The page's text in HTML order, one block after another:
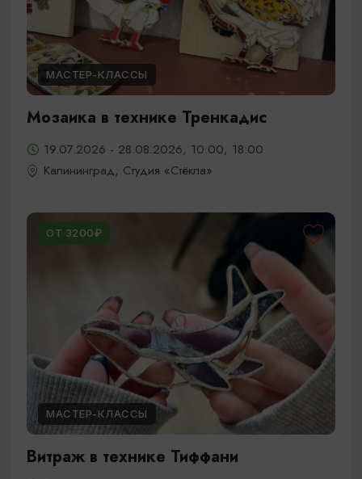
МАСТЕР-КЛАССЫ
Мозаика в технике Тренкадис
19.07.2026 - 28.08.2026, 10:00, 18:00
Калининград, Студия «Стёкла»
ОТ 3200₽
МАСТЕР-КЛАССЫ
Витраж в технике Тиффани